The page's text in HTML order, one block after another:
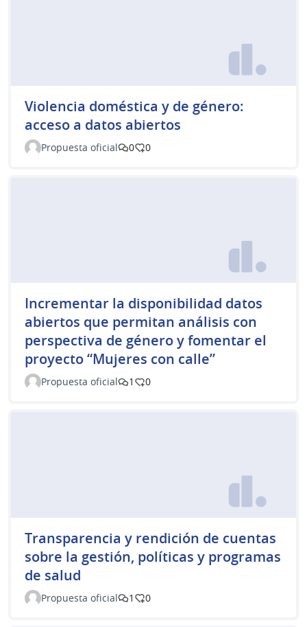
Violencia doméstica y de género:
acceso a datos abiertos
Propuesta oficial 0 0
Incrementar la disponibilidad datos
abiertos que permitan análisis con
perspectiva de género y fomentar el
proyecto “Mujeres con calle”
Propuesta oficial 1 0
Transparencia y rendición de cuentas
sobre la gestión, políticas y programas
de salud
Propuesta oficial 1 0